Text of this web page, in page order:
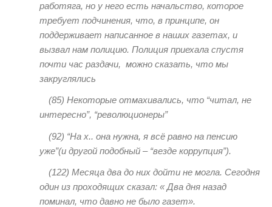
работяга, но у него есть начальство, которое
требует подчинения, что, в принципе, он
поддерживает написанное в наших газетах, и
вызвал нам полицию. Полиция приехала спустя
почти час раздачи, можно сказать, что мы
закруглялись
(85) Некоторые отмахивались, что “читал, не
интересно”, “революционеры”
(92) “На х.. она нужна, я всё равно на пенсию
уже”(и другой подобный – “везде коррупция”).
(122) Месяца два до них дойти не могла. Сегодня
один из проходящих сказал: « Два дня назад
поминал, что давно не было газет».